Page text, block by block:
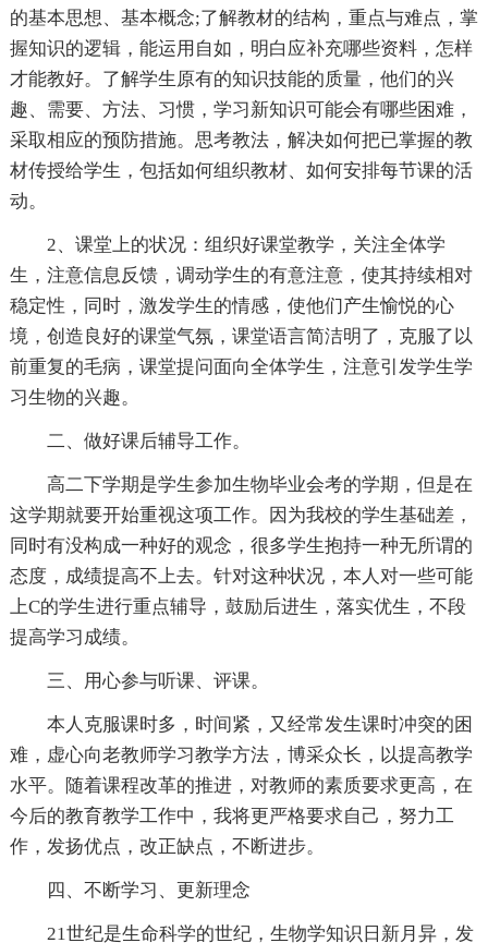
的基本思想、基本概念;了解教材的结构，重点与难点，掌
握知识的逻辑，能运用自如，明白应补充哪些资料，怎样
才能教好。了解学生原有的知识技能的质量，他们的兴
趣、需要、方法、习惯，学习新知识可能会有哪些困难，
采取相应的预防措施。思考教法，解决如何把已掌握的教
材传授给学生，包括如何组织教材、如何安排每节课的活
动。
2、课堂上的状况：组织好课堂教学，关注全体学
生，注意信息反馈，调动学生的有意注意，使其持续相对
稳定性，同时，激发学生的情感，使他们产生愉悦的心
境，创造良好的课堂气氛，课堂语言简洁明了，克服了以
前重复的毛病，课堂提问面向全体学生，注意引发学生学
习生物的兴趣。
二、做好课后辅导工作。
高二下学期是学生参加生物毕业会考的学期，但是在
这学期就要开始重视这项工作。因为我校的学生基础差，
同时有没构成一种好的观念，很多学生抱持一种无所谓的
态度，成绩提高不上去。针对这种状况，本人对一些可能
上C的学生进行重点辅导，鼓励后进生，落实优生，不段
提高学习成绩。
三、用心参与听课、评课。
本人克服课时多，时间紧，又经常发生课时冲突的困
难，虚心向老教师学习教学方法，博采众长，以提高教学
水平。随着课程改革的推进，对教师的素质要求更高，在
今后的教育教学工作中，我将更严格要求自己，努力工
作，发扬优点，改正缺点，不断进步。
四、不断学习、更新理念
21世纪是生命科学的世纪，生物学知识日新月异，发